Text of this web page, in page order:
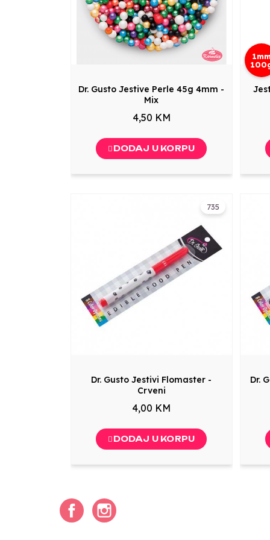
Dr. Gusto Jestive Perle 45g 4mm -
Mix
4,50 KM
DODAJ U KORPU
735
Dr. Gusto Jestivi Flomaster -
Crveni
4,00 KM
DODAJ U KORPU
Dr.
Facebook